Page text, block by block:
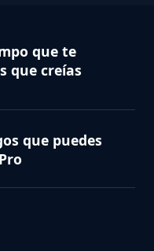
que te
que creías
que puedes